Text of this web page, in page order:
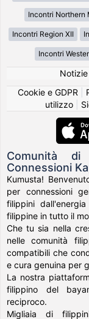
Incontri Northern
Incontri Region XII
Incontri
Notizie
Cookie e GDPR
utilizzo|
Comunità
Connessioni
Kumusta!
per connessioni
filippini
filippine in tutto il
Che tu sia nella
nelle comunità
compatibili che
e cura genuina per
La nostra
filippino del
reciproco.
Migliaia di